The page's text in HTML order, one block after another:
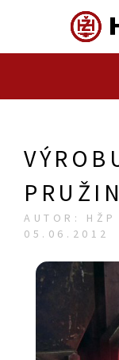
AUTOR: HŽP
05.06.2012